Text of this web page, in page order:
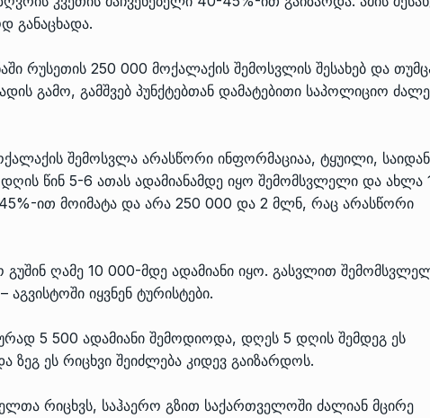
განაცხადა.
რუსეთის 250 000 მოქალაქის შემოსვლის შესახებ და
გამო, გამშვებ პუნქტებთან დამატებითი საპოლიციო
შემოსვლა არასწორი ინფორმაციაა, ტყუილი, საიდან
წინ 5-6 ათას ადამიანამდე იყო შემომსვლელი და ახლა
ით მოიმატა და არა 250 000 და 2 მლნ, რაც არასწორი
გუშინ ღამე 10 000-მდე ადამიანი იყო. გასვლით
იყვნენ ტურისტები.
5 500 ადამიანი შემოდიოდა, დღეს 5 დღის შემდეგ ეს
ზეგ ეს რიცხვი შეიძლება კიდევ გაიზარდოს.
რიცხვს, საჰაერო გზით საქართველოში ძალიან მცირე
ფალიაშვილის
და
05/2022
ღარიბაშვილმა ახლად
ᲒᲐᲜᲐᲗᲚᲔᲑᲐ 15/05/2022